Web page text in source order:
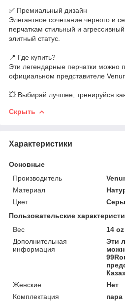
✅ Премиальный дизайн
Элегантное сочетание черного и
перчаткам стильный и
элитный статус.
📍 Где купить?
Эти легендарные перчатки можно
официальном представителе
💥 Выбирай лучшее, тренируйся
Скрыть
Характеристики
Основные
Производитель
Материал
Цвет
Пользовательские
Вес
14 oz
Дополнительная
информация
Эти
Женские
Нет
Комплектация
пара